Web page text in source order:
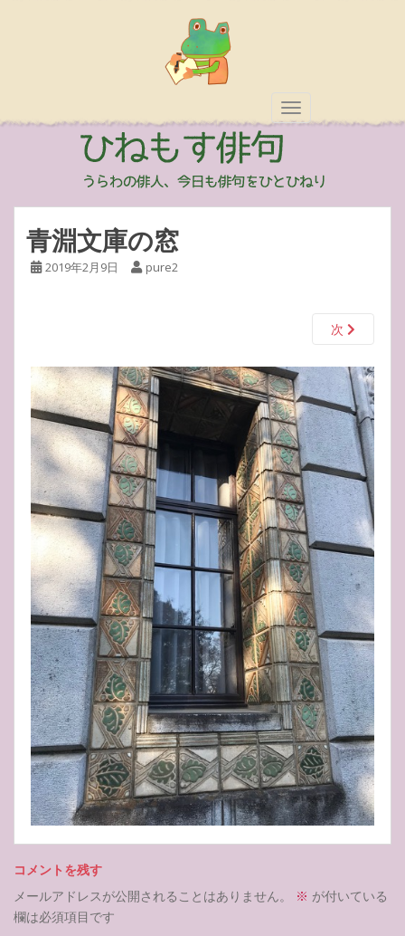
TOGGLE
青淵文庫の窓
2019年2月9日 pure2
次
コメントを残す
メールアドレスが公開されることはありません。
※ が付いている
欄は必須項目です